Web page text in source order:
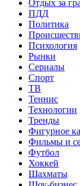
Отдых за
ПДД
Политика
Психология
Рынки
Сериалы
Спорт
ТВ
Теннис
Технологии
Тренды
Фигурное
Фильмы и
Футбол
Хоккей
Шахматы